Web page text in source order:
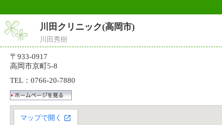
川田クリニック(高岡市)
川田秀樹
〒933-0917
高岡市京町5-8
TEL：0766-20-7880